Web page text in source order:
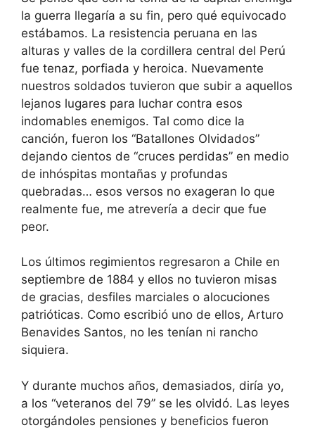
la guerra llegaría a su fin, pero qué equivocado
estábamos. La resistencia peruana en las
alturas y valles de la cordillera central del Perú
fue tenaz, porfiada y heroica. Nuevamente
nuestros soldados tuvieron que subir a aquellos
lejanos lugares para luchar contra esos
indomables enemigos. Tal como dice la
canción, fueron los “Batallones Olvidados”
dejando cientos de “cruces perdidas” en medio
de inhóspitas montañas y profundas
quebradas… esos versos no exageran lo que
realmente fue, me atrevería a decir que fue
peor.
Los últimos regimientos regresaron a Chile en
septiembre de 1884 y ellos no tuvieron misas
de gracias, desfiles marciales o alocuciones
patrióticas. Como escribió uno de ellos, Arturo
Benavides Santos, no les tenían ni rancho
siquiera.
Y durante muchos años, demasiados, diría yo,
a los “veteranos del 79” se les olvidó. Las leyes
otorgándoles pensiones y beneficios fueron